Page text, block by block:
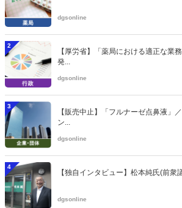
dgsonline
2
【厚労省】「薬局における適正な業
発...
dgsonline
3
【販売中止】「フルナーゼ点鼻液」
ン...
dgsonline
4
【独自インタビュー】松本純氏(前衆
dgsonline